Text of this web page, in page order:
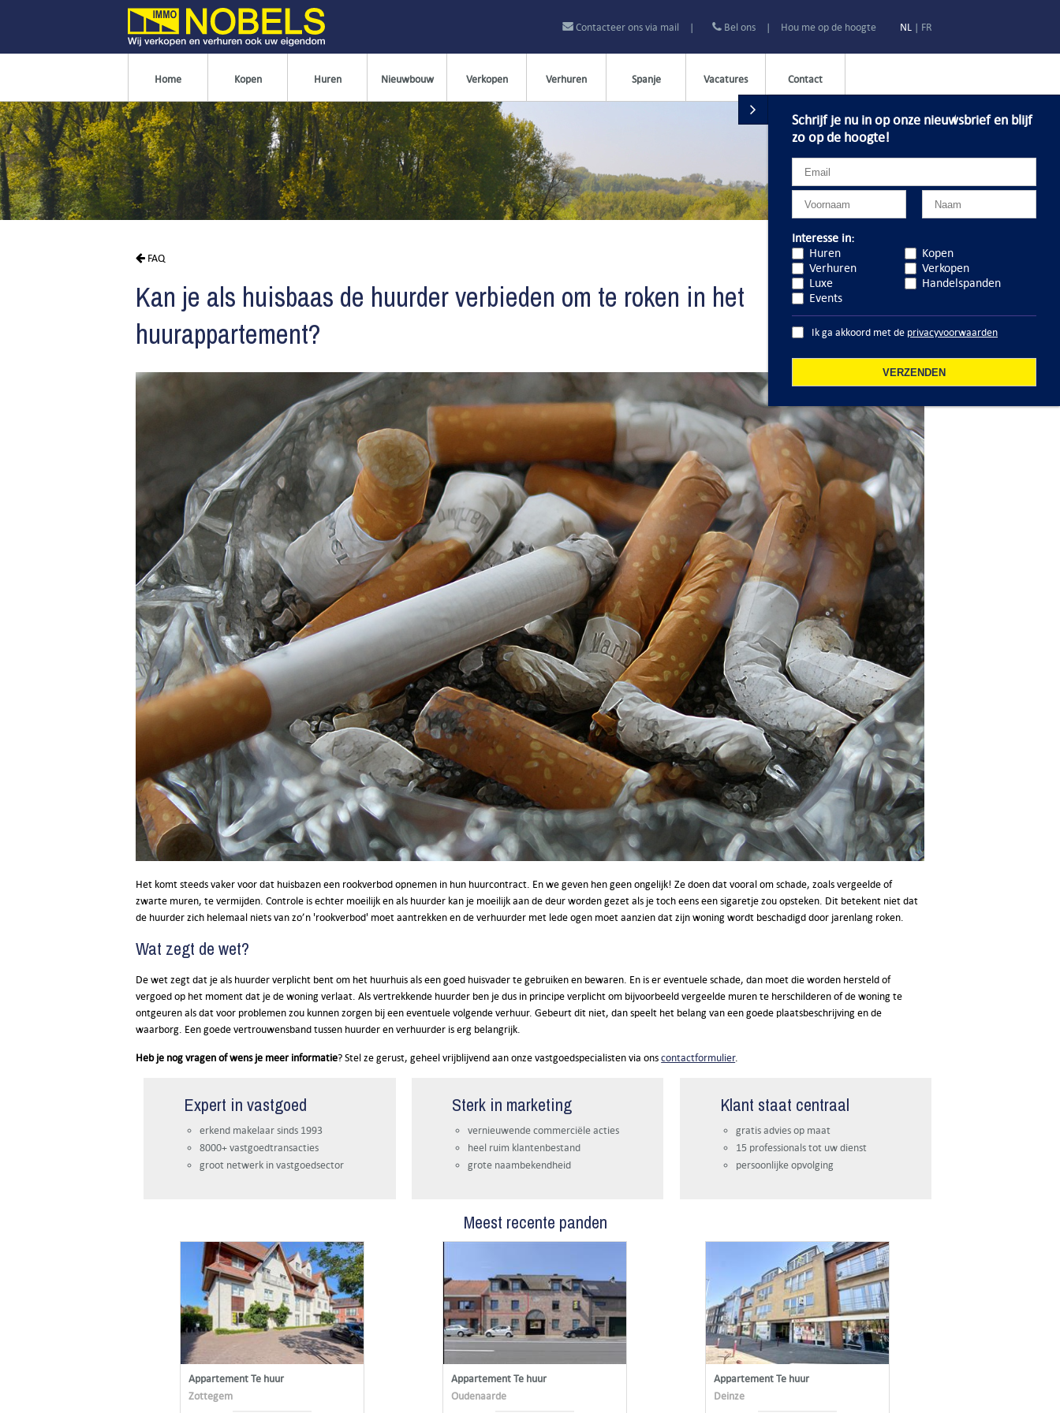
NL | FR
Contacteer ons via mail | Bel ons | Hou me op de hoogte
Home Kopen Huren Nieuwbouw Verkopen Verhuren Spanje Vacatures Contact
FAQ
Kan je als huisbaas de huurder verbieden om te roken in het
huurappartement?
Het komt steeds vaker voor dat huisbazen een rookverbod opnemen in hun huurcontract. En we geven hen geen ongelijk! Ze doen dat vooral om schade, zoals vergeelde of
zwarte muren, te vermijden. Controle is echter moeilijk en als huurder kan je moeilijk aan de deur worden gezet als je toch eens een sigaretje zou opsteken. Dit betekent niet dat
de huurder zich helemaal niets van zo’n 'rookverbod' moet aantrekken en de verhuurder met lede ogen moet aanzien dat zijn woning wordt beschadigd door jarenlang roken.
Wat zegt de wet?
De wet zegt dat je als huurder verplicht bent om het huurhuis als een goed huisvader te gebruiken en bewaren. En is er eventuele schade, dan moet die worden hersteld of
vergoed op het moment dat je de woning verlaat. Als vertrekkende huurder ben je dus in principe verplicht om bijvoorbeeld vergeelde muren te herschilderen of de woning te
ontgeuren als dat voor problemen zou kunnen zorgen bij een eventuele volgende verhuur. Gebeurt dit niet, dan speelt het belang van een goede plaatsbeschrijving en de
waarborg. Een goede vertrouwensband tussen huurder en verhuurder is erg belangrijk.
Heb je nog vragen of wens je meer informatie? Stel ze gerust, geheel vrijblijvend aan onze vastgoedspecialisten via onscontactformulier.
Expert in vastgoed
erkend makelaar sinds 1993
8000+ vastgoedtransacties
groot netwerk in vastgoedsector
Sterk in marketing
vernieuwende commerciële acties
heel ruim klantenbestand
grote naambekendheid
Klant staat centraal
gratis advies op maat
15 professionals tot uw dienst
persoonlijke opvolging
Meest recente panden
Appartement Te huur
Zottegem
Appartement Te huur
Oudenaarde
Appartement Te huur
Deinze
Schrijf je nu in op onze nieuwsbrief en blijf
zo op de hoogte!
Interesse in:
Huren
Kopen
Verhuren
Verkopen
Luxe
Handelspanden
Events
Ik ga akkoord met de privacyvoorwaarden